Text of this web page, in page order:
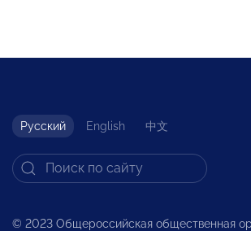
Русский English 中文
© 2023 Общероссийская общественная